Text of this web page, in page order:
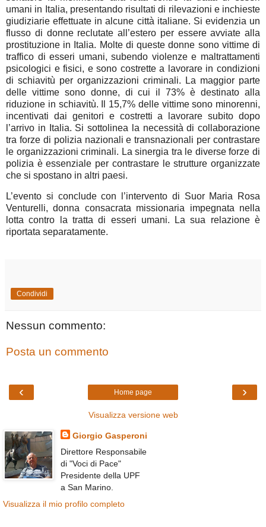
umani in Italia, presentando risultati di rilevazioni e inchieste
giudiziarie effettuate in alcune città italiane. Si evidenzia un
flusso di donne reclutate all’estero per essere avviate alla
prostituzione in Italia. Molte di queste donne sono vittime di
traffico di esseri umani, subendo violenze e maltrattamenti
psicologici e fisici, e sono costrette a lavorare in condizioni
di schiavitù per organizzazioni criminali. La maggior parte
delle vittime sono donne, di cui il 73% è destinato alla
riduzione in schiavitù. Il 15,7% delle vittime sono minorenni,
incentivati dai genitori e costretti a lavorare subito dopo
l’arrivo in Italia. Si sottolinea la necessità di collaborazione
tra forze di polizia nazionali e transnazionali per contrastare
le organizzazioni criminali. La sinergia tra le diverse forze di
polizia è essenziale per contrastare le strutture organizzate
che si spostano in altri paesi.
L’evento si conclude con l’intervento di Suor Maria Rosa
Venturelli, donna consacrata missionaria impegnata nella
lotta contro la tratta di esseri umani. La sua relazione è
riportata separatamente.
Condividi
Nessun commento:
Posta un commento
‹ ›
Home page
Visualizza versione web
Giorgio Gasperoni
Direttore Responsabile
di "Voci di Pace"
Presidente della UPF
a San Marino.
Visualizza il mio profilo completo